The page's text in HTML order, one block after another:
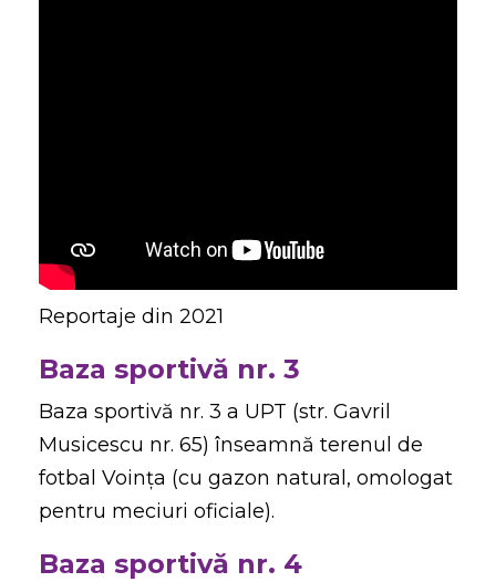
Reportaje din 2021
Baza sportivă nr. 3
Baza sportivă nr. 3 a UPT (str. Gavril
Musicescu nr. 65) înseamnă terenul de
fotbal Voința (cu gazon natural, omologat
pentru meciuri oficiale).
Baza sportivă nr. 4